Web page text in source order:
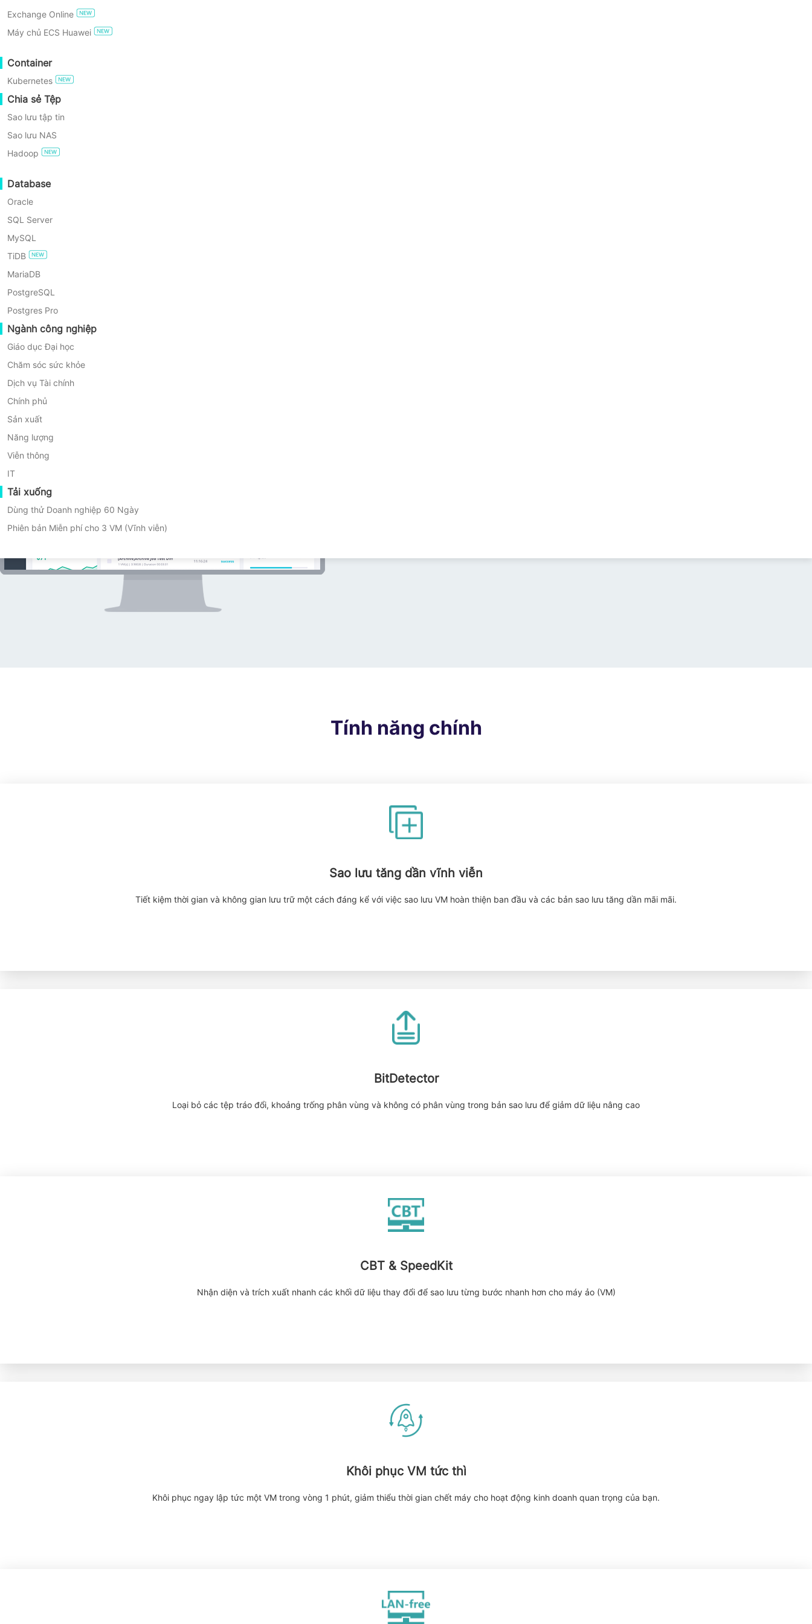
DÙNG THỬ MIỄN PHÍ
Exchange Online
Máy chủ ECS Huawei
Container
Kubernetes
Chia sẻ Tệp
Sao lưu tập tin
Sao lưu NAS
Hadoop
Database
Oracle
SQL Server
MySQL
TiDB
MariaDB
PostgreSQL
Postgres Pro
Ngành công nghiệp
Giáo dục Đại học
Chăm sóc sức khỏe
Dịch vụ Tài chính
Chính phủ
Sản xuất
Năng lượng
Viễn thông
IT
Tải xuống
Dùng thử Doanh nghiệp 60 Ngày
Phiên bản Miễn phí cho 3 VM (Vĩnh viễn)
Tôi đồng ý với
Tôi muốn tạo một
Tính năng chính
Sao lưu tăng dần vĩnh viễn
Tiết kiệm thời gian và không gian lưu trữ một cách đáng kể với việc sao lưu VM hoàn thiện ban đầu và các bản sao lưu tăng dần mãi mãi.
BitDetector
Loại bỏ các tệp tráo đổi, khoảng trống phân vùng và không có phân vùng trong bản sao lưu để giảm dữ liệu nâng cao
CBT & SpeedKit
Nhận diện và trích xuất nhanh các khối dữ liệu thay đổi để sao lưu từng bước nhanh hơn cho máy ảo (VM)
Khôi phục VM tức thì
Khôi phục ngay lập tức một VM trong vòng 1 phút, giảm thiểu thời gian chết máy cho hoạt động kinh doanh quan trọng của bạn.